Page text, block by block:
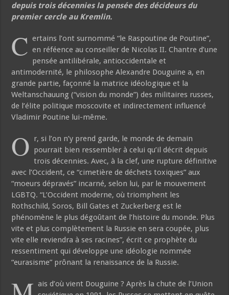
depuis trois décennies la pensée des décideurs du
premier cercle au Kremlin.
C ertains l’ont surnommé “le Raspoutine de Poutine”,
en réféence au conseiller de Nicolas II. Chantre d’une
pensée antilibérale, antioccidentale et
antimodernité, le philosophe Alexandre Douguine a, en
grande partie, façonné la matrice idéologique et la
Weltanschauung (“vision du monde”) des militaires russes,
de l’élite politique moscovite et indirectement influencé
Vladimir Poutine lui-même.
O r, si l’on n’y prend garde, le monde de demain
pourrait bien ressembler à celui qu’il décrit depuis
trois décennies. Avec, à la clef, une rupture définitive
avec l’Occident, ce “cimetière de déchets toxiques” aux
“moeurs dépravés” incarné, selon lui, par le mouvement
LGBTQ. “L’Occident moderne, où triomphent les
Rothschild, Soros, Bill Gates et Zuckerberg est le
phénomène le plus dégoûtant de l’histoire du monde. Plus
vite et plus complètement la Russie en sera coupée, plus
vite elle reviendra à ses racines”, écrit ce prophète du
ressentiment qui développe une idéologie nommée
“eurasisme” prônant la renaissance de la Russie.
ais d’où vient Douguine ? Après la chute de l’Union